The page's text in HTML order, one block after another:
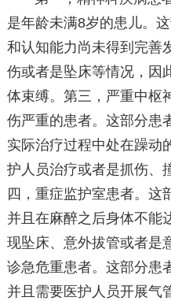
是年龄未满8岁的患儿。
和认知能力尚未得到完善
伤或者是坠床等情况，因
体束缚。第三，严重中枢
伤严重的患者。这部分患
实际治疗过程中处在躁动
护人员治疗或者是抓伤、
四，重症监护室患者。这
并且在麻醉之后身体不能
现坠床、意外拔管或者是
诊急危重患者。这部分患
并且需要医护人员开展气